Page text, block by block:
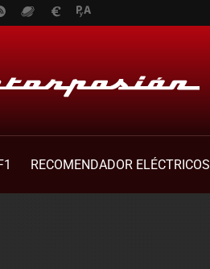
RECOMENDADOR ELÉCTRICOS